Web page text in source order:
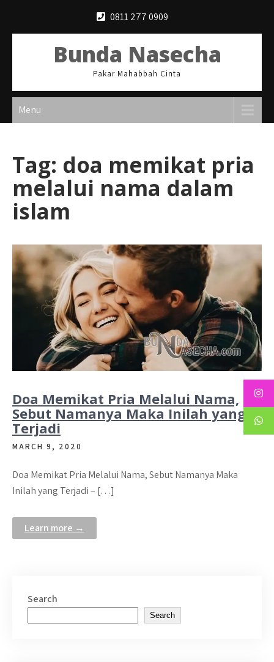
0811 277 0909
Bunda Nasecha
Pakar Mahabbah Cinta
Menu
Tag: doa memikat pria
melalui nama dalam
islam
Doa Memikat Pria Melalui Nama,
Sebut Namanya Maka Inilah yang
Terjadi
MARCH 9, 2020
Doa Memikat Pria Melalui Nama, Sebut Namanya Maka
Inilah yang Terjadi – […]
Learn more →
Search
Search